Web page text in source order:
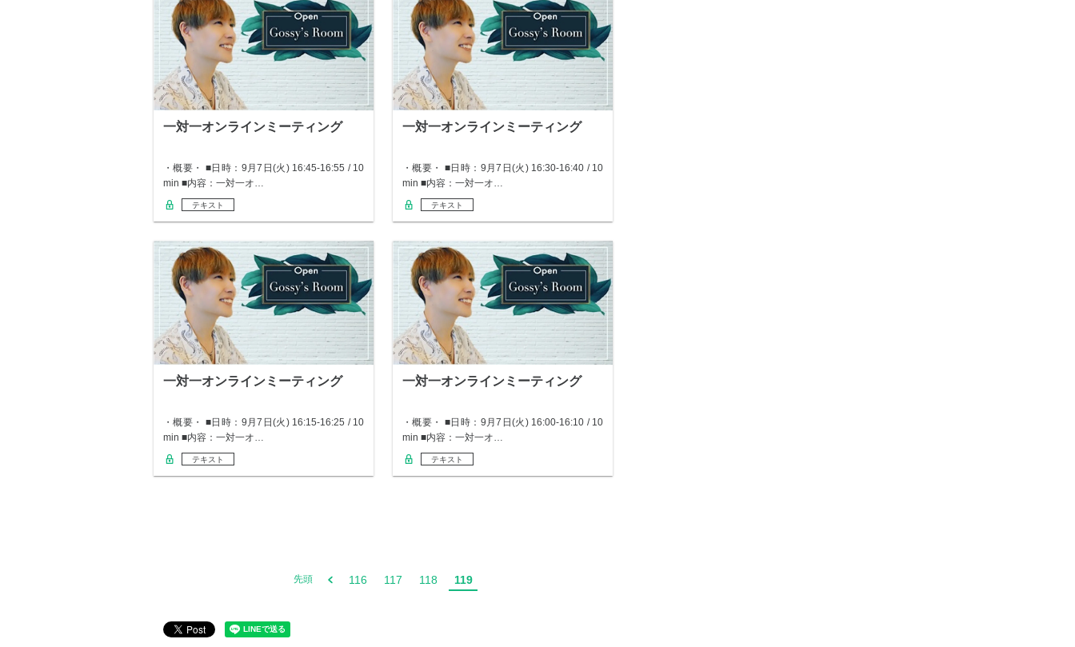
一対一オンラインミーティング
・概要・ ■日時：9月7日(火) 16:45-16:55 / 10
min ■内容：一対一オ…
テキスト
一対一オンラインミーティング
・概要・ ■日時：9月7日(火) 16:30-16:40 / 10
min ■内容：一対一オ…
テキスト
一対一オンラインミーティング
・概要・ ■日時：9月7日(火) 16:15-16:25 / 10
min ■内容：一対一オ…
テキスト
一対一オンラインミーティング
・概要・ ■日時：9月7日(火) 16:00-16:10 / 10
min ■内容：一対一オ…
テキスト
先頭 116 117 118 119